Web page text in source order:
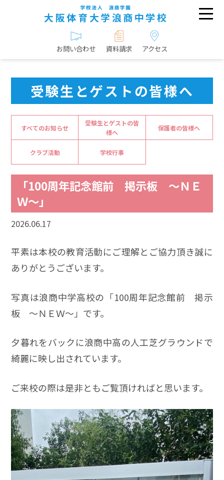
お問い合わせ 資料請求 アクセス
受験生とゲストの皆様へ
すべてのお知らせ
受験生とゲストの皆
様へ
保護者の皆様へ
クラブ活動 学校行事
「100周年記念館前 掲示板 ～ＮＥ
Ｗ～」
2026.06.17
平素は本校の教育活動にご理解とご協力頂き誠に
ありがとうございます。
写真は浪商中学高校の「100周年記念館前 掲示
板 ～ＮＥＷ～」です。
夕暮れをバックに浪商中高の人工芝グラウンドで
綺麗に映し出されています。
ご来校の際は是非ともご覧頂ければと思います。